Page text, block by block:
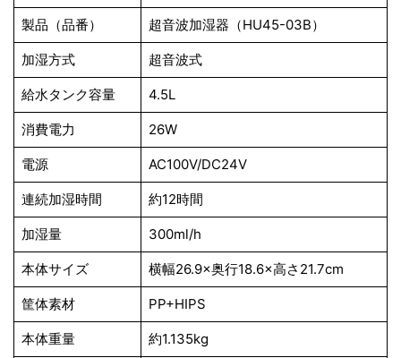
製品（品番） 超音波加湿器（HU45-03B）
加湿方式 超音波式
給水タンク容量 4.5L
消費電力 26W
電源 AC100V/DC24V
連続加湿時間 約12時間
加湿量 300ml/h
本体サイズ 横幅26.9×奥行18.6×高さ21.7cm
筐体素材 PP+HIPS
本体重量 約1.135kg